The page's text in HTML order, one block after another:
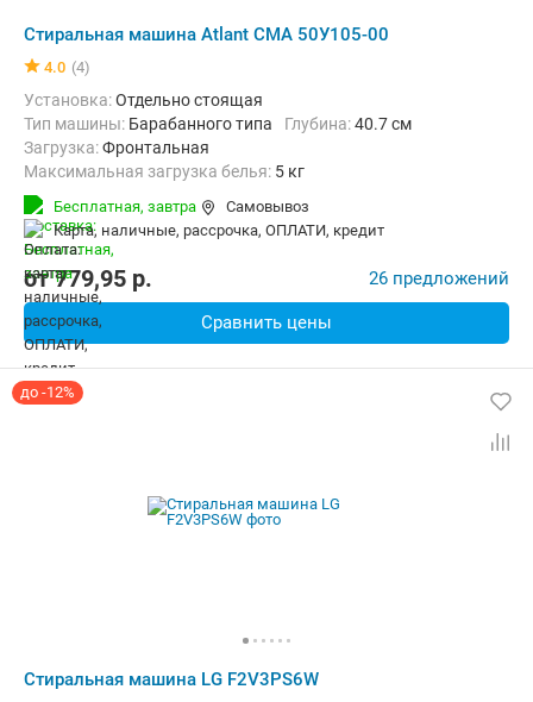
Стиральная машина Atlant СМА 50У105-00
4.0 (4)
Установка:Отдельно стоящая
Тип машины: Барабанного типа Глубина:40.7 см
загрузка:Фронтальная
Максимальная загрузка белья: 5 кг
Количество программ:
Дополнительные функции:
Безопасность:
Защита от детей, Контроль пенообразования
Ширина:
59.6 см
Бесплатная, завтра
Самовывоз
карта, наличные, рассрочка, ОПЛАТИ, кредит
от779,95 p. 26 предложений
Сравнить цены
до -12%
Стиральная машина LG F2V3PS6W